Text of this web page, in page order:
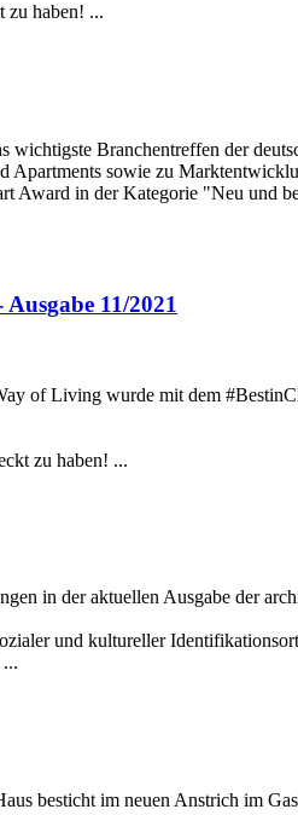
zu haben! ...
Branchentreffen der
Apartments sowie zu
in der Kategorie "Neu und
11/2021
Living wurde mit dem
zu haben! ...
in der aktuellen Ausgabe der
und kultureller
besticht im neuen Anstrich im